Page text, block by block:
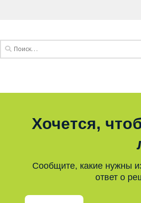
Хочется,
Сообщите, какие нужны
ответ о